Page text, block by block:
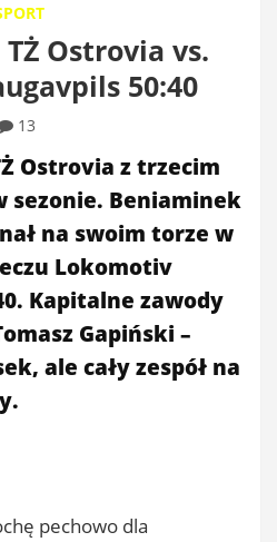
Ostrovia vs.
50:40
13
Ostrovia z trzecim
sezonie. Beniaminek
na swoim torze w
Lokomotiv
Kapitalne zawody
Gapiński –
ale cały zespół na
pechowo dla